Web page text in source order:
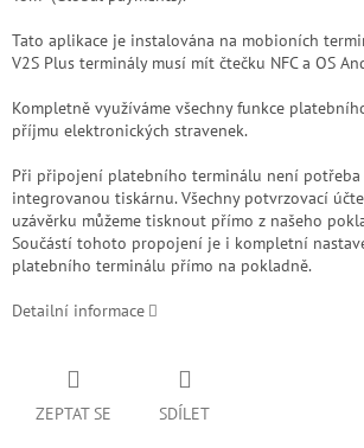
Tato aplikace je instalována na mobioních
V2S Plus terminály musí mít čtečku NFC a OS
Kompletně využíváme všechny funkce
příjmu elektronických stravenek.
Při připojení platebního terminálu není
integrovanou tiskárnu. Všechny potvrzovací
uzávěrku můžeme tisknout přímo z našeho
Součástí tohoto propojení je i kompletní
platebního terminálu přímo na pokladně.
Detailní informace
ZEPTAT SE SDÍLET